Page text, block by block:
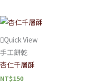
Quick View
手工餅乾
杏仁千層酥
NT$150